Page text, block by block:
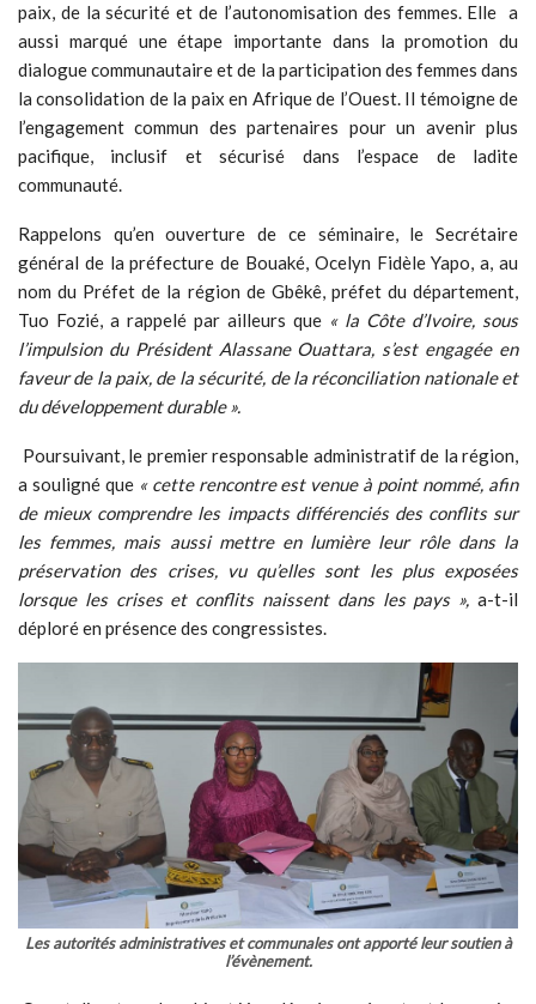
paix, de la sécurité et de l’autonomisation des femmes. Elle a
aussi marqué une étape importante dans la promotion du
dialogue communautaire et de la participation des femmes dans
la consolidation de la paix en Afrique de l’Ouest. Il témoigne de
l’engagement commun des partenaires pour un avenir plus
pacifique, inclusif et sécurisé dans l’espace de ladite
communauté.
Rappelons qu’en ouverture de ce séminaire, le Secrétaire
général de la préfecture de Bouaké, Ocelyn Fidèle Yapo, a, au
nom du Préfet de la région de Gbêkê, préfet du département,
Tuo Fozié, a rappelé par ailleurs que « la Côte d’Ivoire, sous
l’impulsion du Président Alassane Ouattara, s’est engagée en
faveur de la paix, de la sécurité, de la réconciliation nationale et
du développement durable ».
Poursuivant, le premier responsable administratif de la région,
a souligné que « cette rencontre est venue à point nommé, afin
de mieux comprendre les impacts différenciés des conflits sur
les femmes, mais aussi mettre en lumière leur rôle dans la
préservation des crises, vu qu’elles sont les plus exposées
lorsque les crises et conflits naissent dans les pays », a-t-il
déploré en présence des congressistes.
Les autorités administratives et communales ont apporté leur soutien à
l’évènement.